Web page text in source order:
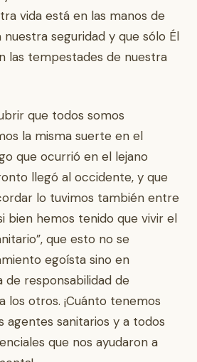
vida está en las manos de
nuestra seguridad y que sólo Él
las tempestades de nuestra
que todos somos
la misma suerte en el
que ocurrió en el lejano
llegó al occidente, y que
lo tuvimos también entre
bien hemos tenido que vivir el
que esto no se
egoísta sino en
responsabilidad de
los otros. ¡Cuánto tenemos
agentes sanitarios y a todos
que nos ayudaron a